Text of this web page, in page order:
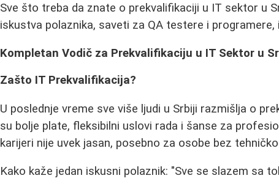
Sve što treba da znate o prekvalifikaciji u IT sektor u
iskustva polaznika, saveti za QA testere i
Kompletan Vodič za Prekvalifikaciju u IT Sektor u
Zašto IT Prekvalifikacija?
U poslednje vreme sve više ljudi u Srbiji razmišlja o
su bolje plate, fleksibilni uslovi rada i šanse za
karijeri nije uvek jasan, posebno za osobe bez
Kako kaže jedan iskusni polaznik: "Sve se slazem sa